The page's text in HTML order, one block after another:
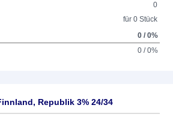
0
für 0 Stück
0 / 0%
0 / 0%
Republik 3% 24/34